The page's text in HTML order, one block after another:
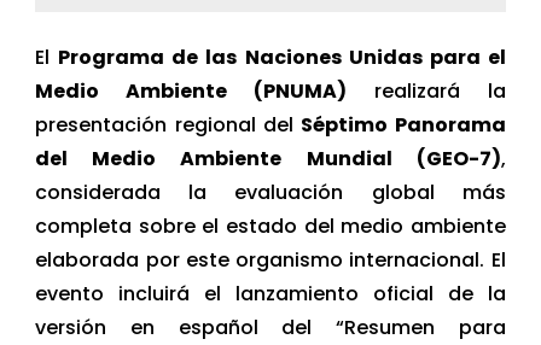
El Programa de las Naciones Unidas para el
Medio Ambiente (PNUMA) realizará la
presentación regional del Séptimo Panorama
del Medio Ambiente Mundial (GEO-7),
considerada la evaluación global más
completa sobre el estado del medio ambiente
elaborada por este organismo internacional. El
evento incluirá el lanzamiento oficial de la
versión en español del “Resumen para